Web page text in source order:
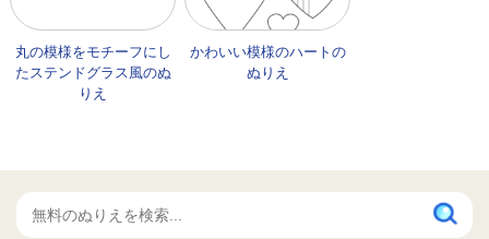
丸の模様をモチーフにし
たステンドグラス風のぬ
りえ
かわいい模様のハートの
ぬりえ